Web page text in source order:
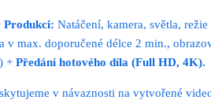
Produkci: Natáčení, kamera, světla,
v max. doporučené délce 2 min.,
+Předání hotového díla (Full HD, 4K).
v návaznosti na vytvořené